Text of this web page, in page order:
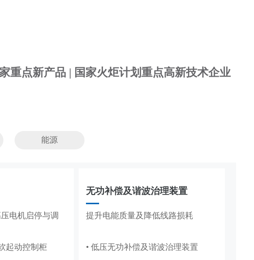
重点新产品 | 国家火炬计划重点高新技术企业
能源
电机启停与调
起动控制柜
无功补偿及谐波治理装置
提升电能质量及降低线路损耗
• 低压无功补偿及谐波治理装置
频调速、节能
节能改造
抽油机、造纸真空泵专用变频节能
• 抽油机节能变频系统